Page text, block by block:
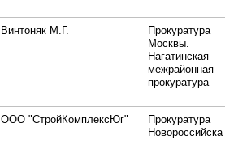
Винтоняк М.Г.
Москвы.
Нагатинская
межрайонная
прокуратура
ООО "СтройКомплексЮг"
Новороссийска